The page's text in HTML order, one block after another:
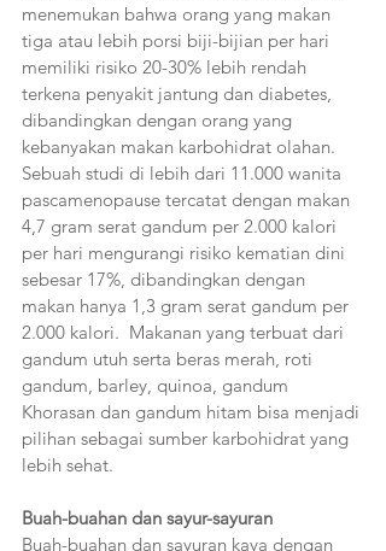
menemukan bahwa orang yang makan
tiga atau lebih porsi biji-bijian per hari
memiliki risiko 20-30% lebih rendah
terkena penyakit jantung dan diabetes,
dibandingkan dengan orang yang
kebanyakan makan karbohidrat olahan.
Sebuah studi di lebih dari 11.000 wanita
pascamenopause tercatat dengan makan
4,7 gram serat gandum per 2.000 kalori
per hari mengurangi risiko kematian dini
sebesar 17%, dibandingkan dengan
makan hanya 1,3 gram serat gandum per
2.000 kalori.  Makanan yang terbuat dari
gandum utuh serta beras merah, roti
gandum, barley, quinoa, gandum
Khorasan dan gandum hitam bisa menjadi
pilihan sebagai sumber karbohidrat yang
lebih sehat.
Buah-buahan dan sayur-sayuran
Buah-buahan dan sayuran kaya dengan